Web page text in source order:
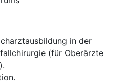
in der
(für Oberärzte